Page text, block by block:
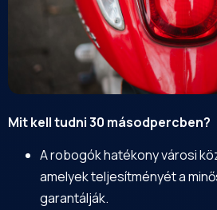
Mit kell tudni 30 másodpercben?
A robogók hatékony városi
amelyek teljesítményét a
garantálják.